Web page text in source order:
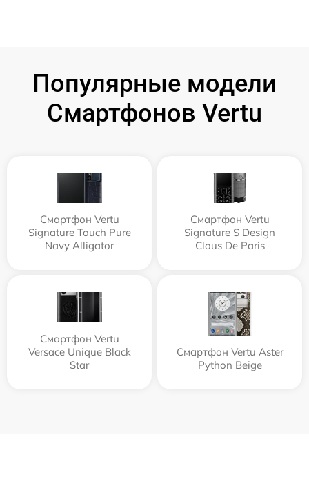
Популярные модели
Смартфонов Vertu
Смартфон Vertu
Signature Touch Pure
Navy Alligator
Смартфон Vertu
Signature S Design
Clous De Paris
Смартфон Vertu
Versace Unique Black
Star
Смартфон Vertu Aster
Python Beige